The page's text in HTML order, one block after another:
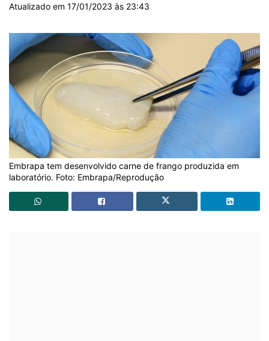
Atualizado em 17/01/2023 às 23:43
Embrapa tem desenvolvido carne de frango produzida em
laboratório. Foto: Embrapa/Reprodução